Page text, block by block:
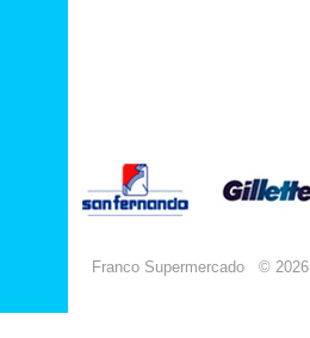
Franco Supermercado © 2026